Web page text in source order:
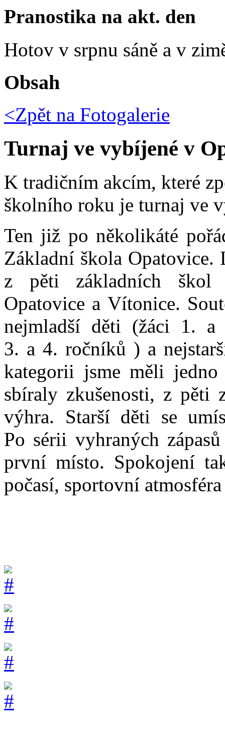
Pranostika na akt. den
Hotov v srpnu sáně a v
Obsah
<Zpět na Fotogalerie
Turnaj ve vybíjené v
K tradičním akcím, které
školního roku je turnaj ve
Ten již po několikáté
Základní škola Opatovice.
z pěti základních škol
Opatovice a Vítonice.
nejmladší děti (žáci 1.
3. a 4. ročníků ) a
kategorii jsme měli
sbíraly zkušenosti, z pěti
výhra. Starší děti se
Po sérii vyhraných
první místo. Spokojení
počasí, sportovní